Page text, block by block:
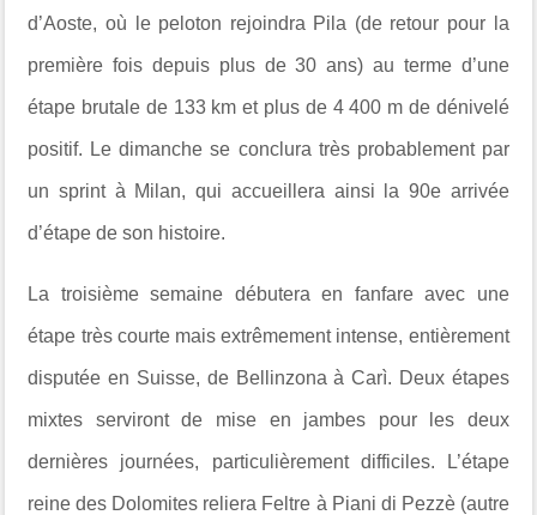
d’Aoste, où le peloton rejoindra Pila (de retour pour la
première fois depuis plus de 30 ans) au terme d’une
étape brutale de 133 km et plus de 4 400 m de dénivelé
positif. Le dimanche se conclura très probablement par
un sprint à Milan, qui accueillera ainsi la 90e arrivée
d’étape de son histoire.
La troisième semaine débutera en fanfare avec une
étape très courte mais extrêmement intense, entièrement
disputée en Suisse, de Bellinzona à Carì. Deux étapes
mixtes serviront de mise en jambes pour les deux
dernières journées, particulièrement difficiles. L’étape
reine des Dolomites reliera Feltre à Piani di Pezzè (autre